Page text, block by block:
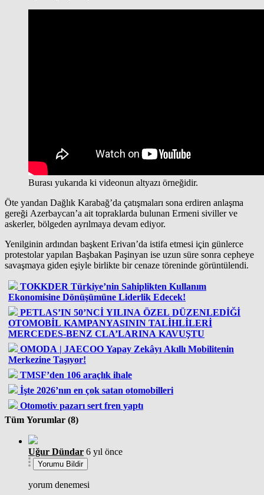
Burası yukarıda ki videonun altyazı örneğidir.
Öte yandan Dağlık Karabağ’da çatışmaları sona erdiren anlaşma
gereği Azerbaycan’a ait topraklarda bulunan Ermeni siviller ve
askerler, bölgeden ayrılmaya devam ediyor.
Yenilginin ardından başkent Erivan’da istifa etmesi için günlerce
protestolar yapılan Başbakan Paşinyan ise uzun süre sonra cepheye
savaşmaya giden eşiyle birlikte bir cenaze töreninde görüntülendi.
TOKKDER Türkiye’nin Sahiplikten Kullanım
Ekonomisine Dönüşümüne Liderlik Edecek!
PETLAS’IN 50’NCİ YILINA ÖZEL DÜZENLEDİĞİ
OTOMOBİL KAMPANYASININ TALİHLİLERİ
MERCEDES-BENZ CLA’LARINA KAVUŞTU
OMODA | JAECOO Yapay Zekâyı Akıllı Mobilitenin
Merkezine Taşıyor!
TMSF’den 106 araçlık ihale
İşte 2026’nın en çok satan otomobilleri
Otomotiv pazarı sert fren yaptı
Tüm Yorumlar (8)
Uğur Dündar 6 yıl önce
Yorumu Bildir
yorum denemesi